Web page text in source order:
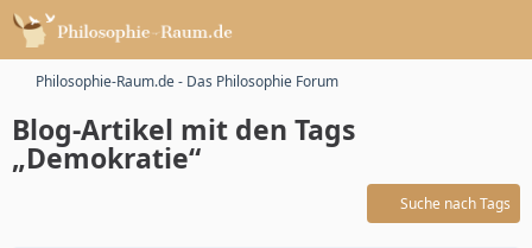
Philosophie-Raum.de - Das Philosophie Forum
Blog-Artikel mit den Tags
„Demokratie“
Suche nach Tags